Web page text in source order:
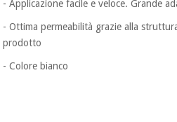
- Applicazione facile e veloce. Grande
- Ottima permeabilità grazie alla
prodotto
- Colore bianco